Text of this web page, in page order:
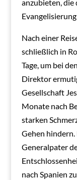
anzubieten, die
Nach einer
schließlich in
Tage, um bei
Direktor
Gesellschaft
Monate nach
starken
Gehen
Generalpater
nach Spanien